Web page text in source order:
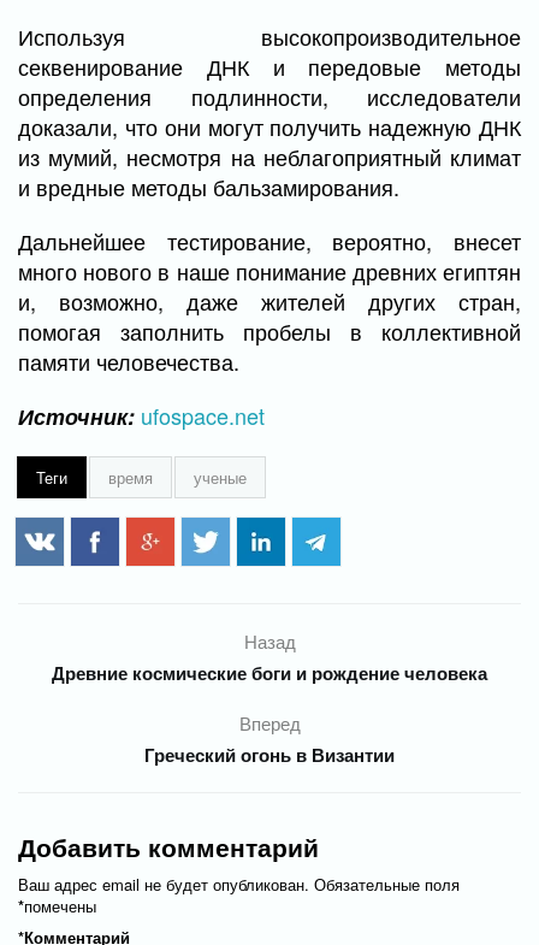
Используя высокопроизводительное
секвенирование ДНК и передовые методы
определения подлинности, исследователи
доказали, что они могут получить надежную ДНК
из мумий, несмотря на неблагоприятный климат
и вредные методы бальзамирования.
Дальнейшее тестирование, вероятно, внесет
много нового в наше понимание древних египтян
и, возможно, даже жителей других стран,
помогая заполнить пробелы в коллективной
памяти человечества.
Источник: ufospace.net
Теги время ученые
Назад
Древние космические боги и рождение человека
Вперед
Греческий огонь в Византии
Добавить комментарий
Ваш адрес email не будет опубликован. Обязательные поля
помечены
*
Комментарий
*